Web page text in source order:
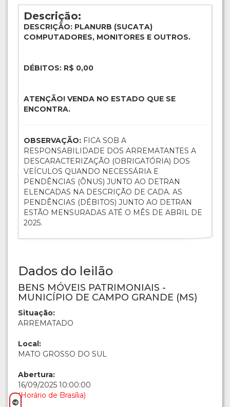
Descrição:
DESCRIÇÃO: PLANURB (SUCATA)
COMPUTADORES, MONITORES E OUTROS.
DÉBITOS: R$ 0,00
ATENÇÃO! VENDA NO ESTADO QUE SE
ENCONTRA.
OBSERVAÇÃO: FICA SOB A
RESPONSABILIDADE DOS ARREMATANTES A
DESCARACTERIZAÇÃO (OBRIGATÓRIA) DOS
VEÍCULOS QUANDO NECESSÁRIA E
PENDÊNCIAS (ÔNUS) JUNTO AO DETRAN
ELENCADAS NA DESCRIÇÃO DE CADA. AS
PENDÊNCIAS (DÉBITOS) JUNTO AO DETRAN
ESTÃO MENSURADAS ATÉ O MÊS DE ABRIL DE
2025.
Dados do leilão
BENS MÓVEIS PATRIMONIAIS -
MUNICÍPIO DE CAMPO GRANDE (MS)
Situação:
ARREMATADO
Local:
MATO GROSSO DO SUL
Abertura:
16/09/2025 10:00:00
(Horário de Brasília)